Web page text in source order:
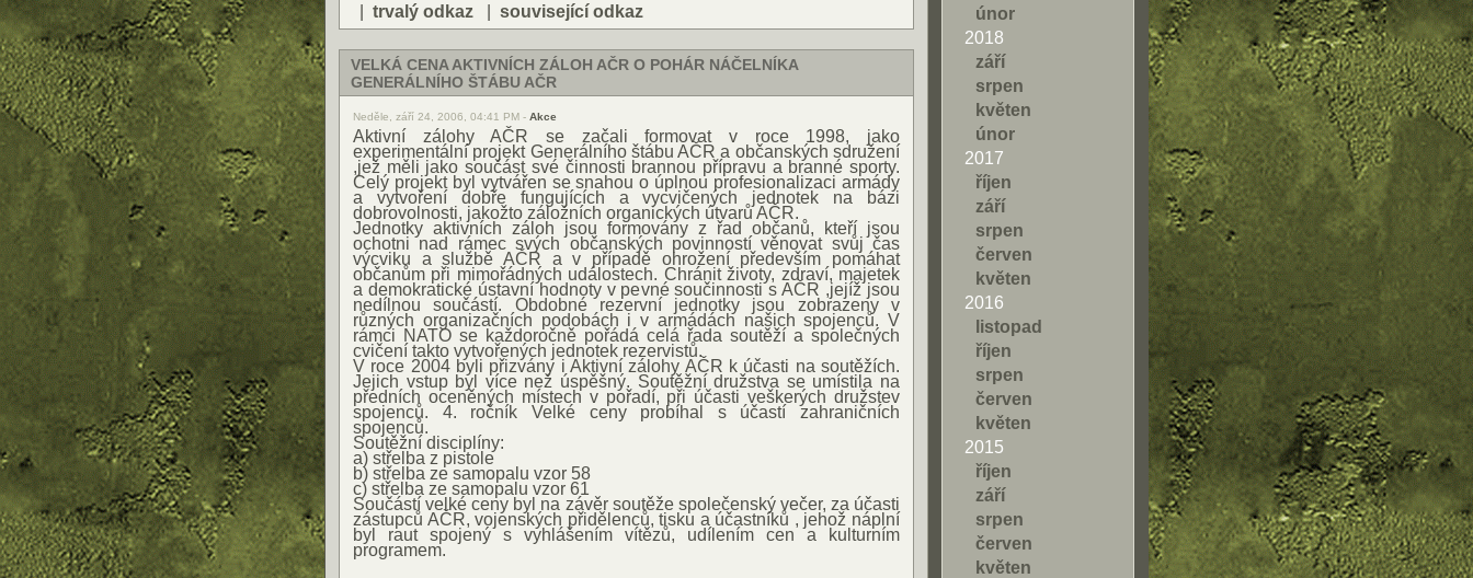
trvalý odkaz související odkaz
VELKÁ CENA AKTIVNÍCH ZÁLOH AČR O POHÁR NÁČELNÍKA
GENERÁLNÍHO ŠTÁBU AČR
Neděle, září 24, 2006, 04:41 PM - Akce
Aktivní zálohy AČR se začali formovat v roce 1998, jako
experimentální projekt Generálního štábu AČR a občanských sdružení
,jež měli jako součást své činnosti brannou přípravu a branné sporty.
Celý projekt byl vytvářen se snahou o úplnou profesionalizaci armády
a vytvoření dobře fungujících a vycvičených jednotek na bázi
dobrovolnosti, jakožto záložních organických útvarů AČR.
Jednotky aktivních záloh jsou formovány z řad občanů, kteří jsou
ochotni nad rámec svých občanských povinností věnovat svůj čas
výcviku a službě AČR a v případě ohrožení především pomáhat
občanům při mimořádných událostech. Chránit životy, zdraví, majetek
a demokratické ústavní hodnoty v pevné součinnosti s AČR ,jejíž jsou
nedílnou součástí. Obdobné rezervní jednotky jsou zobrazeny v
různých organizačních podobách i v armádách našich spojenců. V
rámci NATO se každoročně pořádá celá řada soutěží a společných
cvičení takto vytvořených jednotek rezervistů.
V roce 2004 byli přizvány i Aktivní zálohy AČR k účasti na soutěžích.
Jejich vstup byl více než úspěšný. Soutěžní družstva se umístila na
předních oceněných místech v pořadí, při účasti veškerých družstev
spojenců. 4. ročník Velké ceny probíhal s účastí zahraničních
spojenců.
Soutěžní disciplíny:
a) střelba z pistole
b) střelba ze samopalu vzor 58
c) střelba ze samopalu vzor 61
Součástí velké ceny byl na závěr soutěže společenský večer, za účasti
zástupců AČR, vojenských přidělenců, tisku a účastníků , jehož náplní
byl raut spojený s vyhlášením vítězů, udílením cen a kulturním
programem.
únor
2018
září
srpen
květen
únor
2017
říjen
září
srpen
červen
květen
2016
listopad
říjen
srpen
červen
květen
2015
říjen
září
srpen
červen
květen